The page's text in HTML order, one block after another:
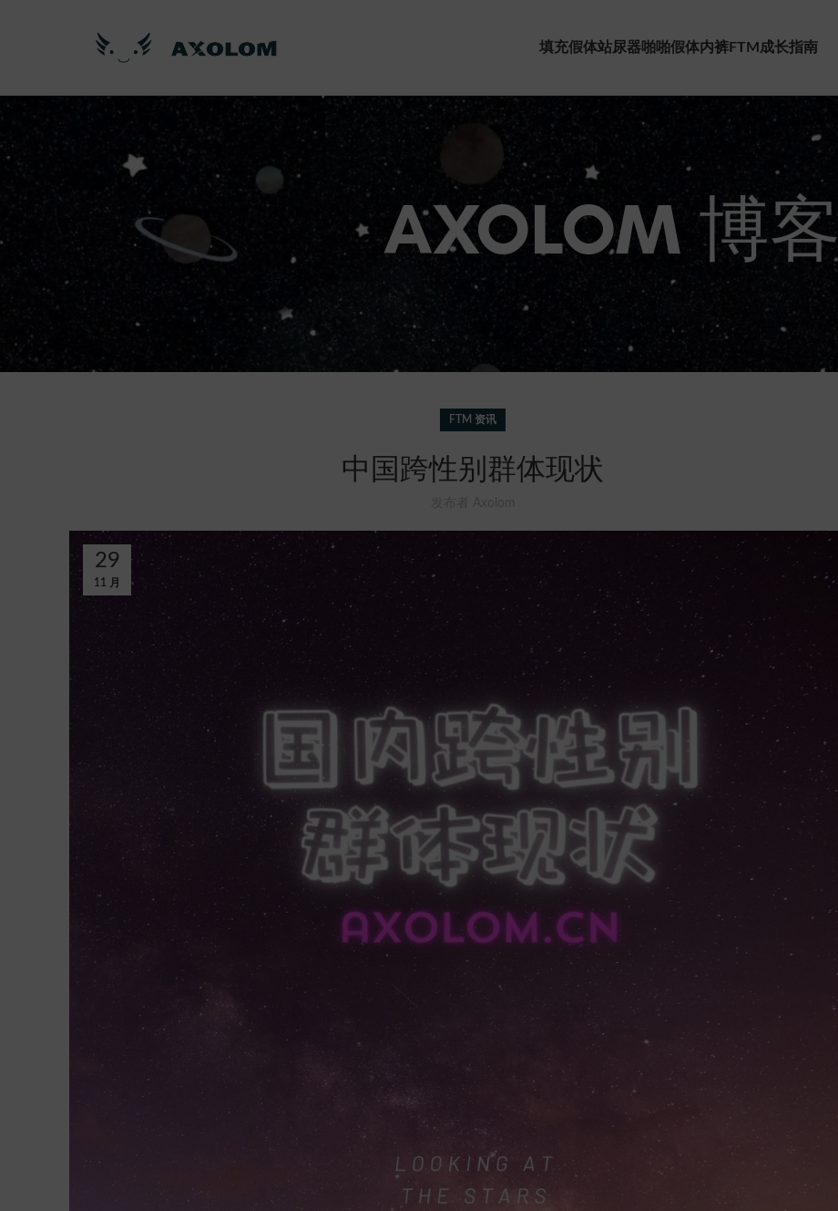
填充假体站尿器啪啪假体内裤FTM成长指南
AXOLOM 博客
FTM 资讯
中国跨性别群体现状
29
11 月